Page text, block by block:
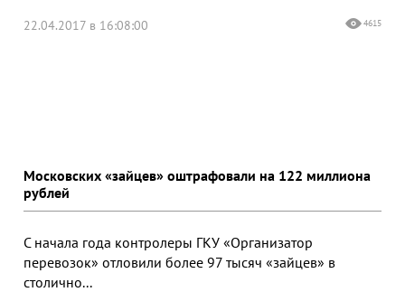
22.04.2017 в 16:08:00 4615
Московских «зайцев» оштрафовали на 122 миллиона
рублей
С начала года контролеры ГКУ «Организатор
перевозок» отловили более 97 тысяч «зайцев» в
столично...